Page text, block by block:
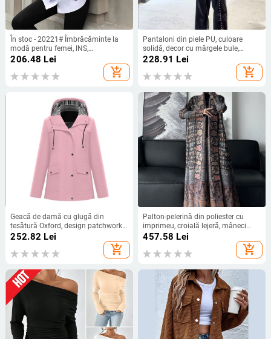
În stoc - 20221# Îmbrăcăminte la
modă pentru femei, INS,
transfrontalieră europeană și
americană, vânzare fierbinte,
jachetă scurtă universală, lejeră,
206.48 Lei
add_shopping_cart
Pantaloni din piele PU, culoare
solidă, decor cu mărgele bule,
croială lejeră lată, cu buzunare,
material PU cu elastan sub 30%
228.91 Lei
add_shopping_cart
Geacă de damă cu glugă din
țesătură Oxford, design patchwork,
model cu dungi, 70-80% poliester,
252.82 Lei
add_shopping_cart
Palton-pelerină din poliester cu
imprimeu, croială lejeră, mâneci
lungi, guler semi-înalt, căptușit
457.58 Lei
add_shopping_cart